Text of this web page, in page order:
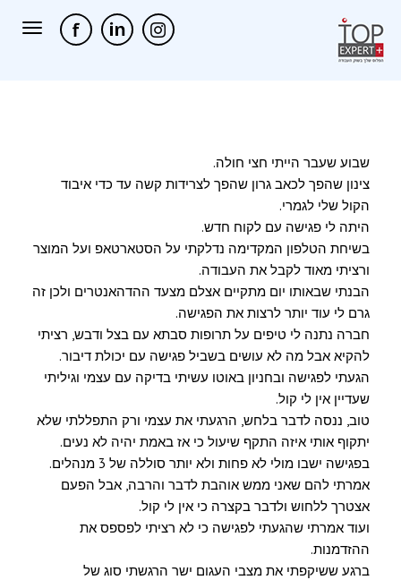
שבוע שעבר הייתי חצי חולה.
צינון שהפך לכאב גרון שהפך לצרידות קשה עד כדי איבוד
הקול שלי לגמרי.
היתה לי פגישה עם לקוח חדש.
בשיחת הטלפון המקדימה נדלקתי על הסטארטאפ ועל המוצר
ורציתי מאוד לקבל את העבודה.
הבנתי שבאותו יום מתקיים אצלם מצעד ההדהאנטרים ולכן זה
גרם לי עוד יותר לרצות את הפגישה.
חברה נתנה לי טיפים על תרופות סבתא עם בצל ודבש, רציתי
להקיא אבל מה לא עושים בשביל פגישה עם יכולת דיבור.
הגעתי לפגישה ובחניון באוטו עשיתי בדיקה עם עצמי וגיליתי
שעדיין אין לי קול.
טוב, ננסה לדבר בלחש, הרגעתי את עצמי ורק התפללתי שלא
יתקוף אותי איזה התקף שיעול כי אז באמת יהיה לא נעים.
בפגישה ישבו מולי לא פחות ולא יותר סוללה של 3 מנהלים.
אמרתי להם שאני ממש אוהבת לדבר והרבה, אבל הפעם
אצטרך ללחוש ולדבר בקצרה כי אין לי קול.
ועוד אמרתי שהגעתי לפגישה כי לא רציתי לפספס את
ההזדמנות.
ברגע ששיקפתי את מצבי העגום ישר הרגשתי סוג של